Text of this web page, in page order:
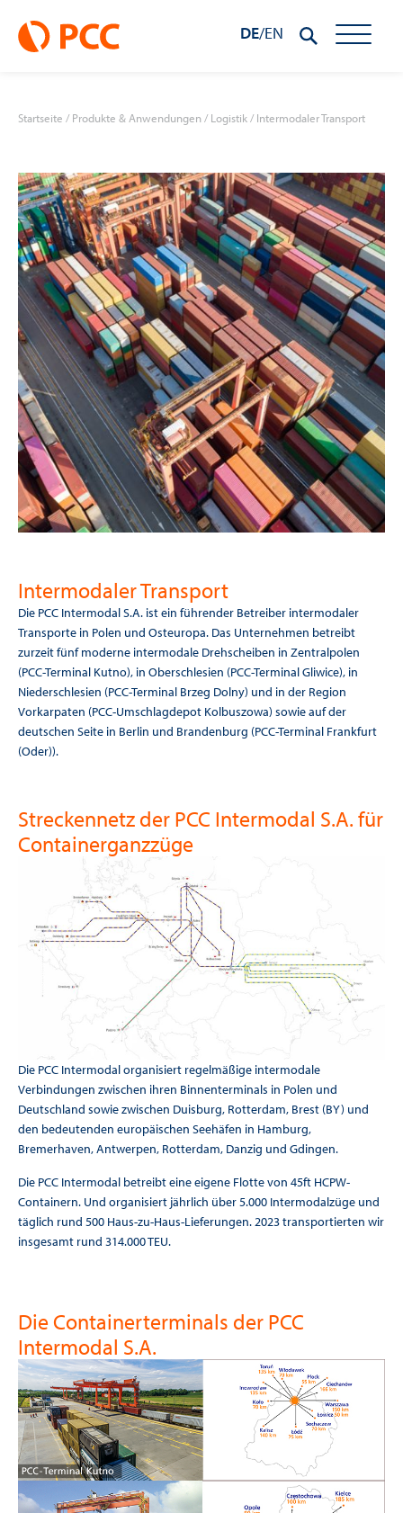
DE/EN
Startseite /Produkte & Anwendungen/Logistik/Intermodaler Transport
Intermodaler Transport
Die PCC Intermodal S.A. ist ein führender Betreiber intermodaler
Transporte in Polen und Osteuropa. Das Unternehmen betreibt
zurzeit fünf moderne intermodale Drehscheiben in Zentralpolen
(PCC-Terminal Kutno), in Oberschlesien (PCC-Terminal Gliwice), in
Niederschlesien (PCC-Terminal Brzeg Dolny) und in der Region
Vorkarpaten (PCC-Umschlagdepot Kolbuszowa) sowie auf der
deutschen Seite in Berlin und Brandenburg (PCC-Terminal Frankfurt
(Oder)).
Streckennetz der PCC Intermodal S.A. für
Containerganzzüge
Die PCC Intermodal organisiert regelmäßige intermodale
Verbindungen zwischen ihren Binnenterminals in Polen und
Deutschland sowie zwischen Duisburg, Rotterdam, Brest (BY) und
den bedeutenden europäischen Seehäfen in Hamburg,
Bremerhaven, Antwerpen, Rotterdam, Danzig und Gdingen.
Die PCC Intermodal betreibt eine eigene Flotte von 45ft HCPW-
Containern. Und organisiert jährlich über 5.000 Intermodalzüge und
täglich rund 500 Haus-zu-Haus-Lieferungen. 2023 transportierten wir
insgesamt rund 314.000 TEU.
Die Containerterminals der PCC
Intermodal S.A.